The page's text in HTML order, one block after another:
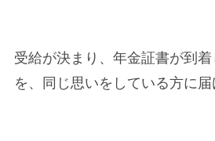
受給が決まり、年金証書が到
を、同じ思いをしている方に届